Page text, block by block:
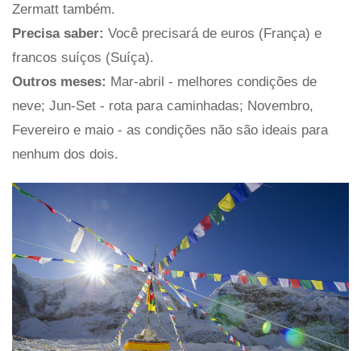
Zermatt também.
Precisa saber: Você precisará de euros (França) e
francos suíços (Suíça).
Outros meses: Mar-abril - melhores condições de
neve; Jun-Set - rota para caminhadas; Novembro,
Fevereiro e maio - as condições não são ideais para
nenhum dos dois.